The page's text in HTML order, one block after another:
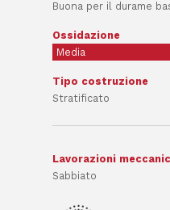
Buona per il durame
Ossidazione
Media
Tipo costruzione
Stratificato
Lavorazioni
Sabbiato